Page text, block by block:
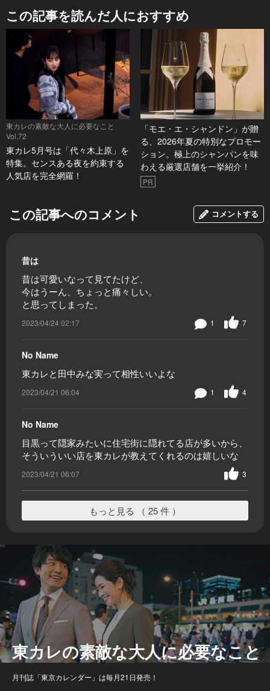
この記事を読んだ人におすすめ
東カレの素敵な大人に必要なこと
Vol.72
東カレ5月号は「代々木上原」を
特集。センスある夜を約束する
人気店を完全網羅！
「モエ・エ・シャンドン」が贈
る、2026年夏の特別なプロモー
ション。極上のシャンパンを味
わえる厳選店舗を一挙紹介！
PR
この記事へのコメント コメントする
昔は
昔は可愛いなって見てたけど、
今はうーん、ちょっと痛々しい。
と思ってしまった。
2023/04/24 02:17 7
1
No Name
東カレと田中みな実って相性いいよな
2023/04/21 06:04 4
1
No Name
目黒って隠家みたいに住宅街に隠れてる店が多いから、
そういういい店を東カレが教えてくれるのは嬉しいな
2023/04/21 06:07 3
もっと見る （ 25 件 ）
東カレの素敵な大人に必要なこと
月刊誌「東京カレンダー」は毎月21日発売！